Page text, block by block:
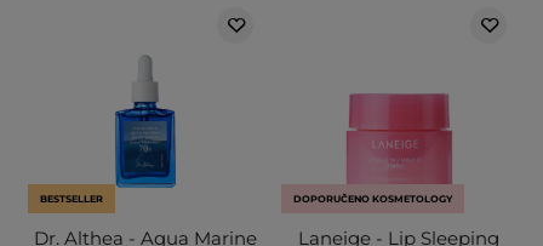
BESTSELLER
Dr. Althea - Aqua Marine
DOPORUČENO KOSMETOLOGY
Laneige - Lip Sleeping